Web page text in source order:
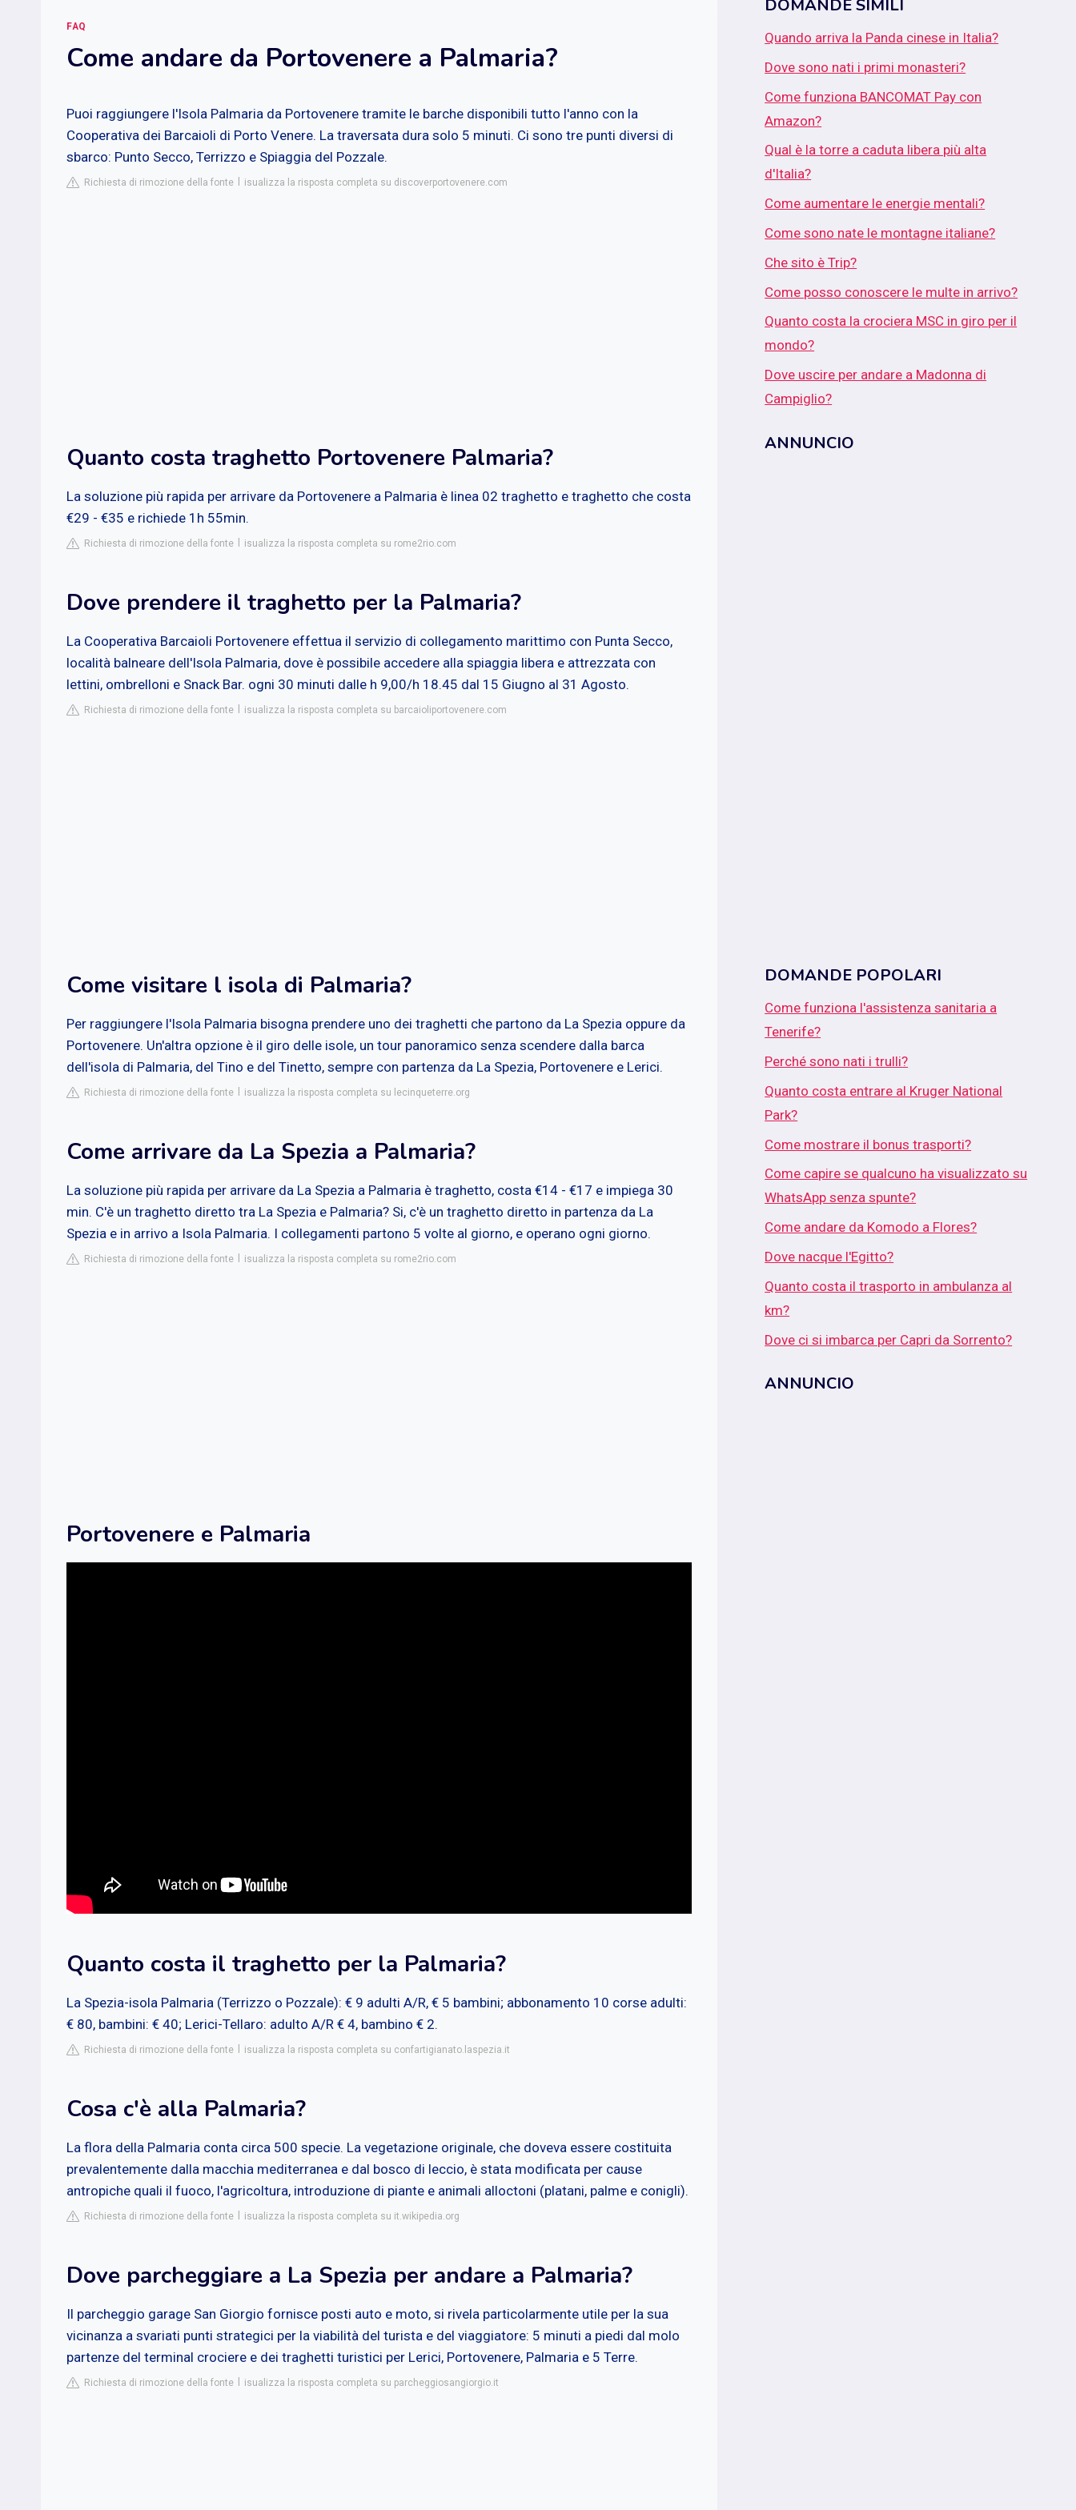
FAQ
Come andare da Portovenere a Palmaria?
Puoi raggiungere l'Isola Palmaria da Portovenere tramite le barche disponibili tutto l'anno con la
Cooperativa dei Barcaioli di Porto Venere. La traversata dura solo 5 minuti. Ci sono tre punti diversi di
sbarco: Punto Secco, Terrizzo e Spiaggia del Pozzale.
Richiesta di rimozione della fonte isualizza la risposta completa su discoverportovenere.com
Quanto costa traghetto Portovenere Palmaria?
La soluzione più rapida per arrivare da Portovenere a Palmaria è linea 02 traghetto e traghetto che costa
€29 - €35 e richiede 1h 55min.
Richiesta di rimozione della fonte isualizza la risposta completa su rome2rio.com
Dove prendere il traghetto per la Palmaria?
La Cooperativa Barcaioli Portovenere effettua il servizio di collegamento marittimo con Punta Secco,
località balneare dell'Isola Palmaria, dove è possibile accedere alla spiaggia libera e attrezzata con
lettini, ombrelloni e Snack Bar. ogni 30 minuti dalle h 9,00/h 18.45 dal 15 Giugno al 31 Agosto.
Richiesta di rimozione della fonte isualizza la risposta completa su barcaioliportovenere.com
Come visitare l isola di Palmaria?
Per raggiungere l'Isola Palmaria bisogna prendere uno dei traghetti che partono da La Spezia oppure da
Portovenere. Un'altra opzione è il giro delle isole, un tour panoramico senza scendere dalla barca
dell'isola di Palmaria, del Tino e del Tinetto, sempre con partenza da La Spezia, Portovenere e Lerici.
Richiesta di rimozione della fonte isualizza la risposta completa su lecinqueterre.org
Come arrivare da La Spezia a Palmaria?
La soluzione più rapida per arrivare da La Spezia a Palmaria è traghetto, costa €14 - €17 e impiega 30
min. C'è un traghetto diretto tra La Spezia e Palmaria? Si, c'è un traghetto diretto in partenza da La
Spezia e in arrivo a Isola Palmaria. I collegamenti partono 5 volte al giorno, e operano ogni giorno.
Richiesta di rimozione della fonte isualizza la risposta completa su rome2rio.com
Portovenere e Palmaria
Quanto costa il traghetto per la Palmaria?
La Spezia-isola Palmaria (Terrizzo o Pozzale): € 9 adulti A/R, € 5 bambini; abbonamento 10 corse adulti:
€ 80, bambini: € 40; Lerici-Tellaro: adulto A/R € 4, bambino € 2.
Richiesta di rimozione della fonte isualizza la risposta completa su confartigianato.laspezia.it
Cosa c'è alla Palmaria?
La flora della Palmaria conta circa 500 specie. La vegetazione originale, che doveva essere costituita
prevalentemente dalla macchia mediterranea e dal bosco di leccio, è stata modificata per cause
antropiche quali il fuoco, l'agricoltura, introduzione di piante e animali alloctoni (platani, palme e conigli).
Richiesta di rimozione della fonte isualizza la risposta completa su it.wikipedia.org
Dove parcheggiare a La Spezia per andare a Palmaria?
Il parcheggio garage San Giorgio fornisce posti auto e moto, si rivela particolarmente utile per la sua
vicinanza a svariati punti strategici per la viabilità del turista e del viaggiatore: 5 minuti a piedi dal molo
partenze del terminal crociere e dei traghetti turistici per Lerici, Portovenere, Palmaria e 5 Terre.
Richiesta di rimozione della fonte isualizza la risposta completa su parcheggiosangiorgio.it
DOMANDE SIMILI
Quando arriva la Panda cinese in Italia?
Dove sono nati i primi monasteri?
Come funziona BANCOMAT Pay con
Amazon?
Qual è la torre a caduta libera più alta
d'Italia?
Come aumentare le energie mentali?
Come sono nate le montagne italiane?
Che sito è Trip?
Come posso conoscere le multe in arrivo?
Quanto costa la crociera MSC in giro per il
mondo?
Dove uscire per andare a Madonna di
Campiglio?
ANNUNCIO
DOMANDE POPOLARI
Come funziona l'assistenza sanitaria a
Tenerife?
Perché sono nati i trulli?
Quanto costa entrare al Kruger National
Park?
Come mostrare il bonus trasporti?
Come capire se qualcuno ha visualizzato su
WhatsApp senza spunte?
Come andare da Komodo a Flores?
Dove nacque l'Egitto?
Quanto costa il trasporto in ambulanza al
km?
Dove ci si imbarca per Capri da Sorrento?
ANNUNCIO